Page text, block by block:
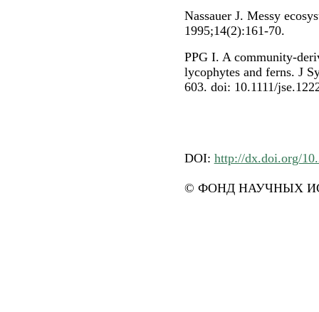
Nassauer J. Messy
1995;14(2):161-70.
PPG I. A community-
lycophytes and ferns. J
603. doi: 10.1111/
DOI: http://dx.doi.org/
© ФОНД НАУЧНЫХ